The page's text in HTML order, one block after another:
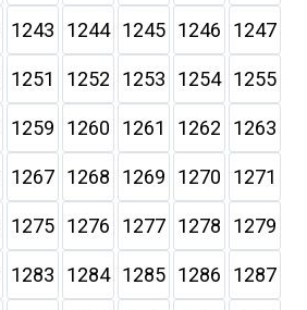
1243 1244 1245 1246 1247
1251 1252 1253 1254 1255
1259 1260 1261 1262 1263
1267 1268 1269 1270 1271
1275 1276 1277 1278 1279
1283 1284 1285 1286 1287